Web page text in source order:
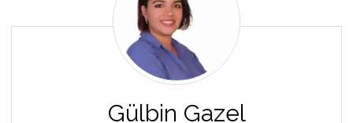
Gülbin Gazel